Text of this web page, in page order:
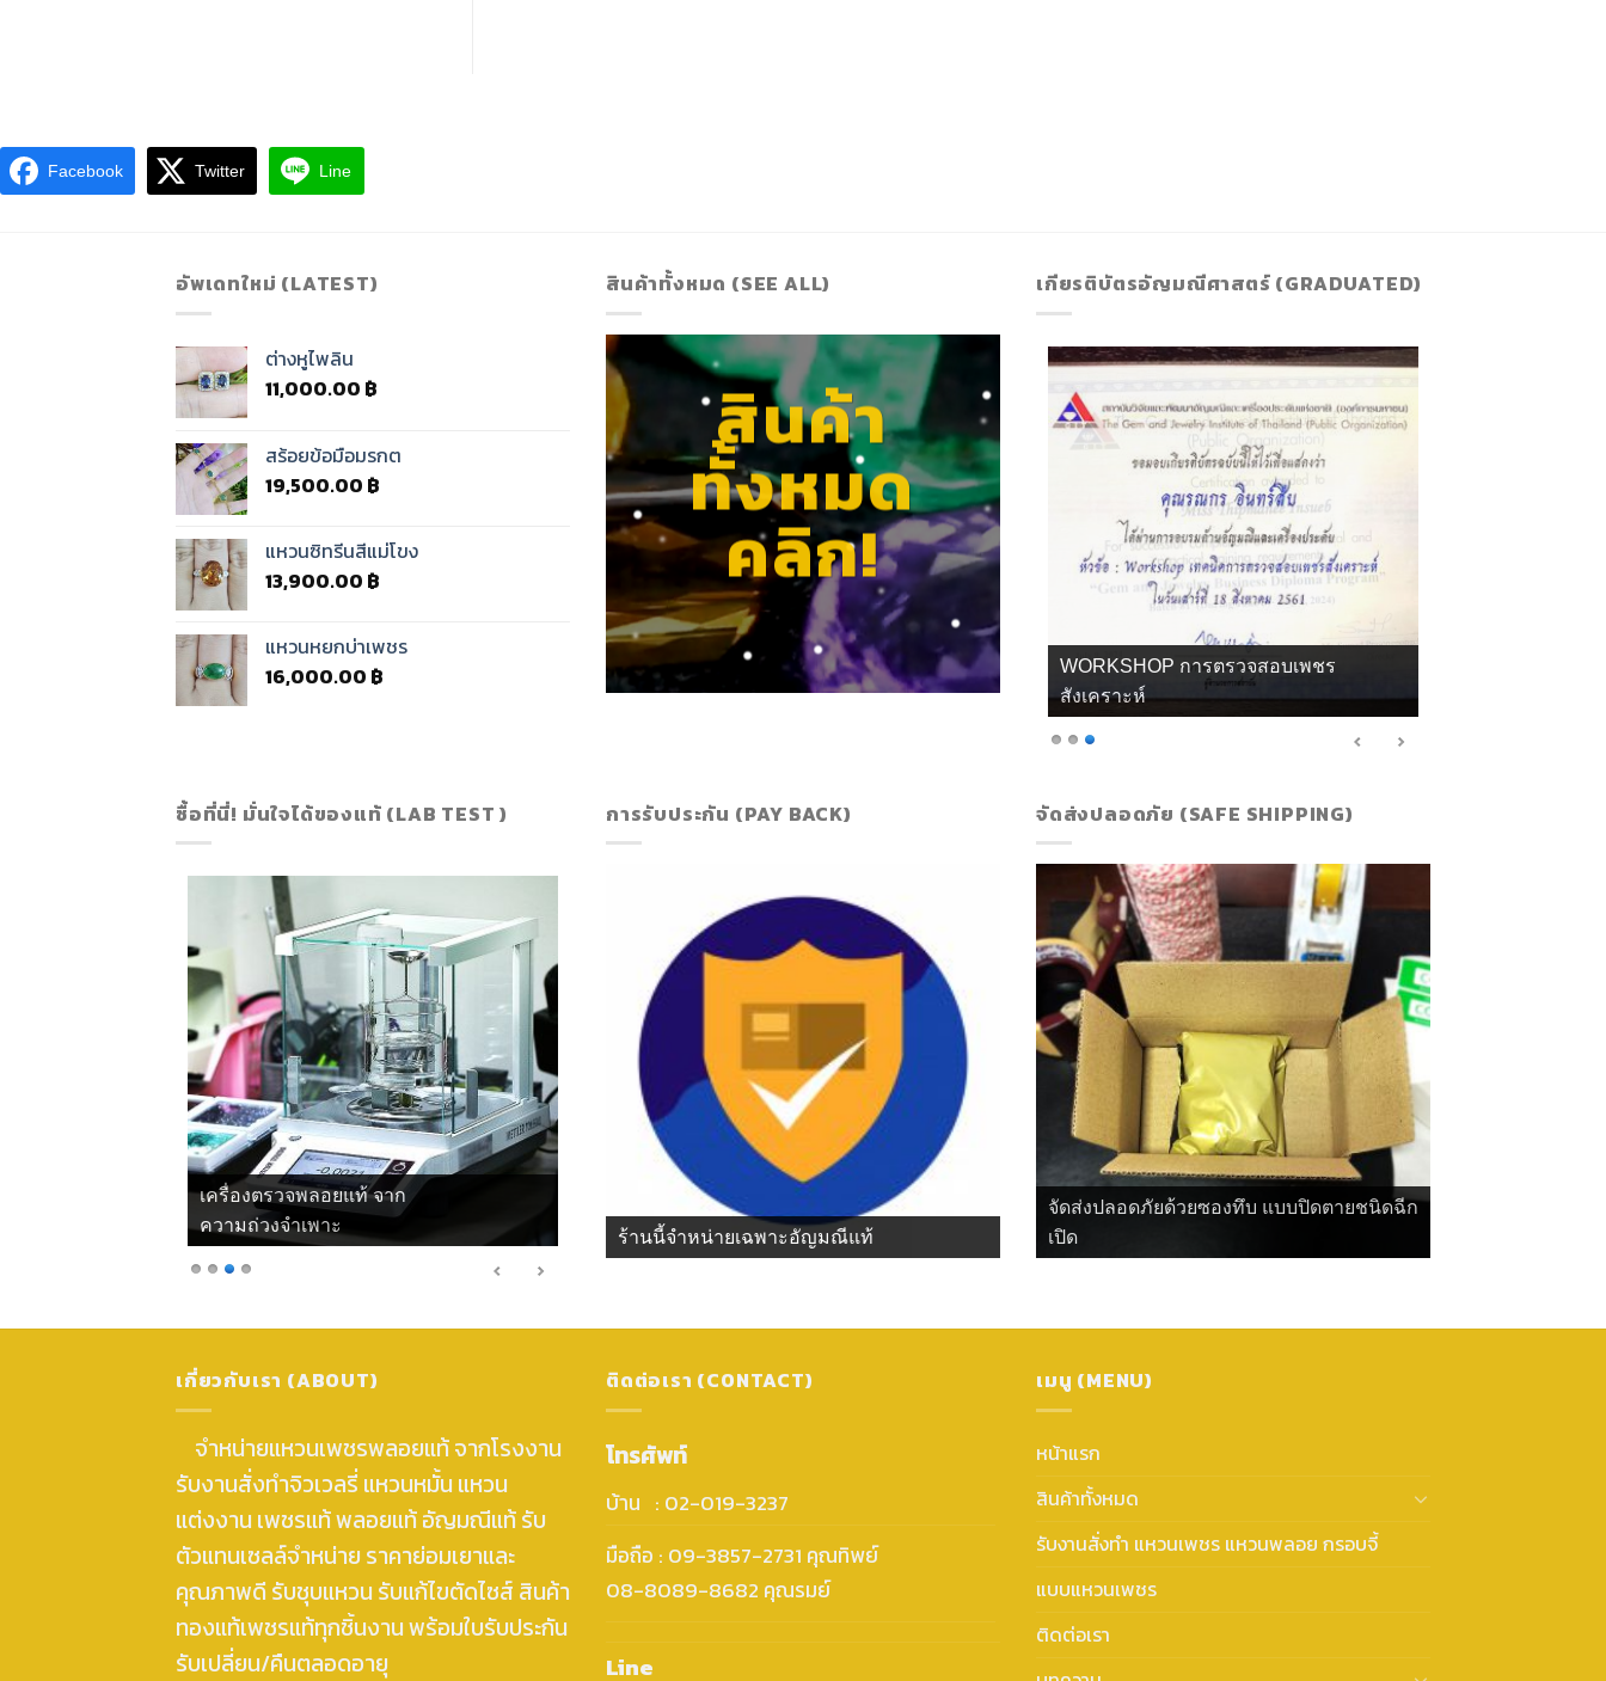
Facebook Twitter Line
อัพเดทใหม่ (LATEST)
ต่างหูไพลิน
11,000.00 ฿
สร้อยข้อมือมรกต
19,500.00 ฿
แหวนซิทรีนสีแม่โขง
13,900.00 ฿
แหวนหยกบ่าเพชร
16,000.00 ฿
สินค้าทั้งหมด (SEE ALL)
สินค้า
ทั้งหมด
คลิก!
เกียรติบัตรอัญมณีศาสตร์ (GRADUATED)
เกียรติบัตร จิวลี่ และอัญมณี คุณทิพย์
ซื้อที่นี่! มั่นใจได้ของแท้ (LAB TEST )
เครื่องตรวจพลอยแท้ จากแสงโพลาไรซ์
การรับประกัน (PAY BACK)
ร้านนี้จำหน่ายเฉพาะอัญมณีแท้
จัดส่งปลอดภัย (SAFE SHIPPING)
จัดส่งปลอดภัยด้วยซองทึบ แบบปิดตายชนิดฉีก
เปิด
เกี่ยวกับเรา (ABOUT)
จำหน่ายแหวนเพชรพลอยแท้ จากโรงงาน
รับงานสั่งทำจิวเวลรี่ แหวนหมั้น แหวน
แต่งงาน เพชรแท้ พลอยแท้ อัญมณีแท้ รับ
ตัวแทนเซลล์จำหน่าย ราคาย่อมเยาและ
คุณภาพดี รับชุบแหวน รับแก้ไขตัดไซส์ สินค้า
ทองแท้เพชรแท้ทุกชิ้นงาน พร้อมใบรับประกัน
รับเปลี่ยน/คืนตลอดอายุ
ติดต่อเรา (CONTACT)
โทรศัพท์
บ้าน : 02-019-3237
มือถือ : 09-3857-2731 คุณทิพย์
08-8089-8682 คุณรมย์
Line
เมนู (MENU)
หน้าแรก
สินค้าทั้งหมด
รับงานสั่งทำ แหวนเพชร แหวนพลอย กรอบจี้
แบบแหวนเพชร
ติดต่อเรา